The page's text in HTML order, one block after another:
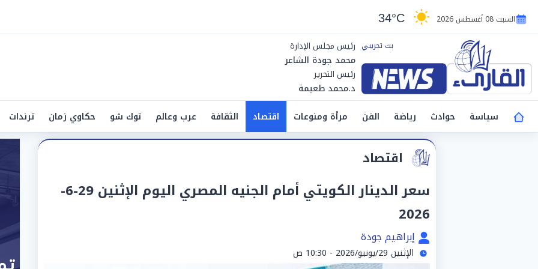
السبت 08 أغسطس 2026 34°C
رئيس مجلس الإدارة
محمد جودة الشاعر
رئيس التحرير
د.محمد طعيمة
سياسة
حوادث رياضة الفن مرأة ومنوعات اقتصاد الثقافة عرب وعالم توك شو حكاوي زمان ترندات
اقتصاد
سعر الدينار الكويتي أمام الجنيه المصري اليوم الإثنين 29-6-
2026
إبراهيم جودة
الإثنين 29/يونيو/2026 - 10:30 ص